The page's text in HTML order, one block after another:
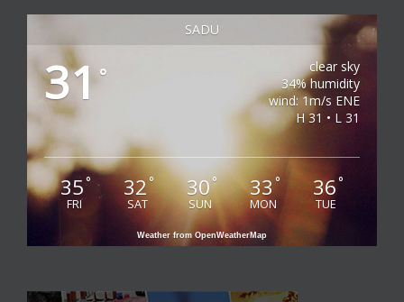
SADU
31°
clear sky
34% humidity
wind: 1m/s ENE
H 31 • L 31
35°
FRI
32°
SAT
30°
SUN
33°
MON
36°
TUE
Weather from OpenWeatherMap